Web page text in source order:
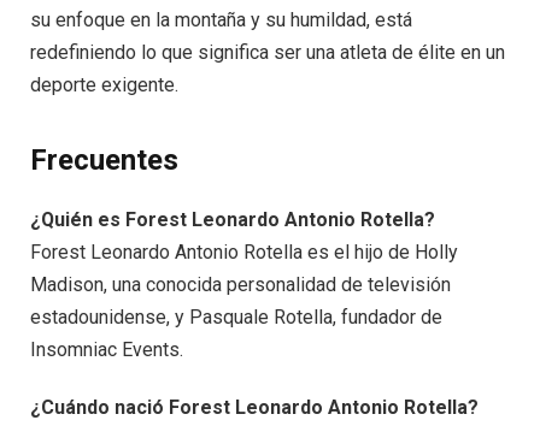
su enfoque en la montaña y su humildad, está
redefiniendo lo que significa ser una atleta de élite en un
deporte exigente.
Frecuentes
¿Quién es Forest Leonardo Antonio Rotella?
Forest Leonardo Antonio Rotella es el hijo de Holly
Madison, una conocida personalidad de televisión
estadounidense, y Pasquale Rotella, fundador de
Insomniac Events.
¿Cuándo nació Forest Leonardo Antonio Rotella?